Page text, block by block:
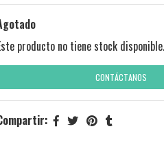
producto no tiene stock
CONTÁCTANOS